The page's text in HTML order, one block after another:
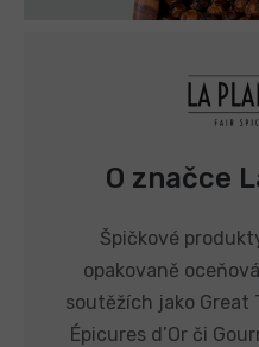
O značce
Špičkové
opakovaně
soutěžích jako Great
Épicures d’Or či